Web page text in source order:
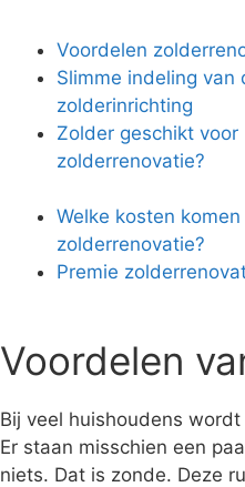
Voordelen
Slimme indeling van
zolderinrichting
Zolder geschikt voor
zolderrenovatie?
Welke kosten
zolderrenovatie?
Premie
Voordelen
Bij veel huishoudens
Er staan misschien een
niets. Dat is zonde. Deze